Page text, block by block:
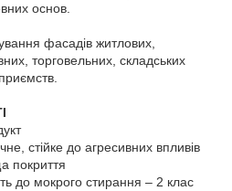
основ.
фасадів житлових,
торговельних, складських
стійке до агресивних впливів
покриття
до мокрого стирання – 2 клас